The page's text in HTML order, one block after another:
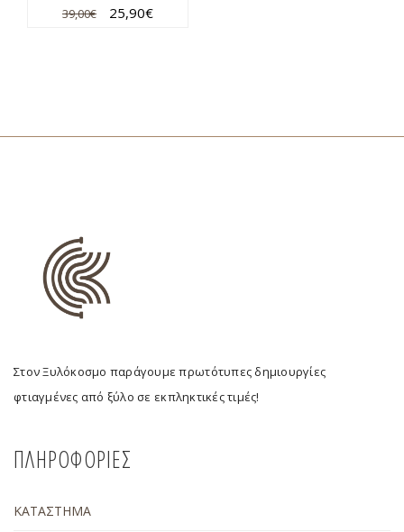
39,00€ 25,90€
Στον Ξυλόκοσμο παράγουμε πρωτότυπες δημιουργίες
φτιαγμένες από ξύλο σε εκπληκτικές τιμές!
ΠΛΗΡΟΦΟΡΙΕΣ
ΚΑΤΑΣΤΗΜΑ